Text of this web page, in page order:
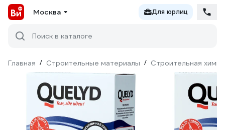
Москва Для юрлиц
Поиск в каталоге
Главная / Строительные материалы / Строительная химия